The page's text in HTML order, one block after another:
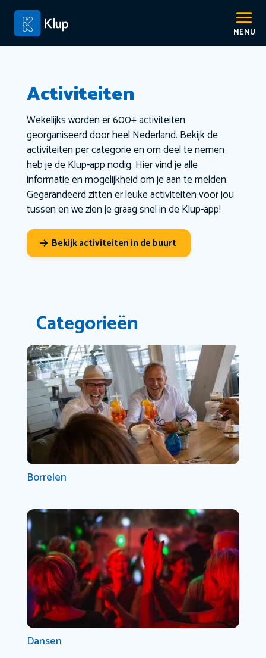
Activiteiten
Wekelijks worden er 600+ activiteiten
georganiseerd door heel Nederland. Bekijk de
activiteiten per categorie en om deel te nemen
heb je de Klup-app nodig. Hier vind je alle
informatie en mogelijkheid om je aan te melden.
Gegarandeerd zitten er leuke activiteiten voor jou
tussen en we zien je graag snel in de Klup-app!
Bekijk activiteiten in de buurt
Categorieën
Borrelen
Dansen